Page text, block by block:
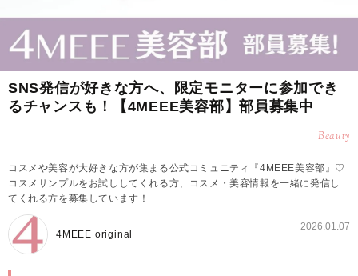
SNS発信が好きな方へ、限定モニターに参加でき
るチャンスも！【4MEEE美容部】部員募集中
Beauty
コスメや美容が大好きな方が集まる公式コミュニティ『4MEEE美容部』♡
コスメサンプルをお試ししてくれる方、コスメ・美容情報を一緒に発信し
てくれる方を募集しています！
4MEEE original
2026.01.07